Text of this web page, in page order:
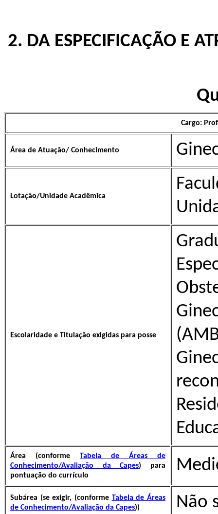
2. DA ESPECIFICAÇÃO E
Cargo:
Área de Atuação/ Conhecimento
Lotação/Unidade Acadêmica
Escolaridade e Titulação exigidas para posse
Área (conforme Tabela de Áreas de
Conhecimento/Avaliação da Capes​) para
pontuação do currículo
Subárea (se exigir, (conforme Tabela de Áreas
de Conhecimento/Avaliação da Capes)) Não